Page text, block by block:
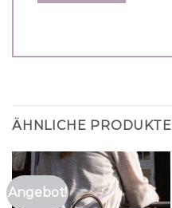
ÄHNLICHE PRODUKTE
Angebot!